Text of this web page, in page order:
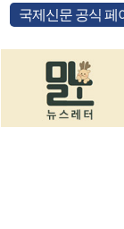
국제신문 공식 페